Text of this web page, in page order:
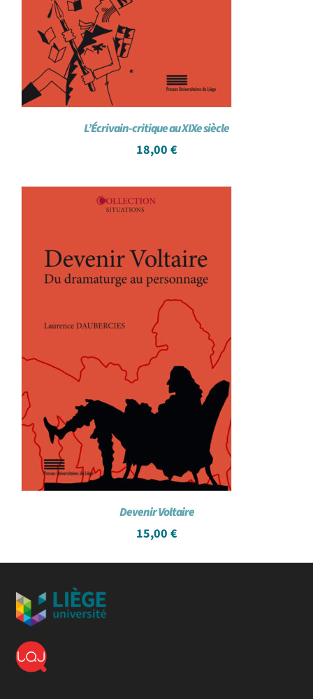
L’Écrivain-critique au XIXe siècle
18,00 €
Devenir Voltaire
15,00 €